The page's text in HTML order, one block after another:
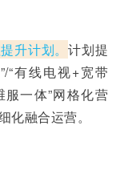
升计划。计划提
“有线电视+宽带
服一体”网格化营
融合运营。